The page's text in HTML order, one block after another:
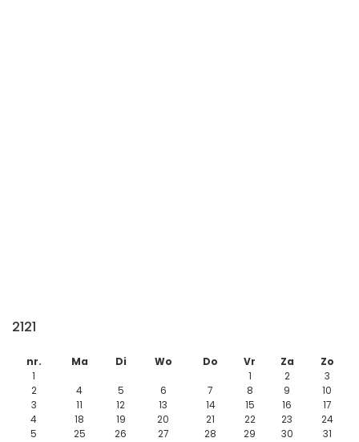
2121
nr. Ma Di Wo Do Vr Za
Zo
1
1 2
3
2
4 5 6 7 8 9
10
3
11 12 13 14 15 16
17
4
18 19 20 21 22 23
24
5
25 26 27 28 29 30 31